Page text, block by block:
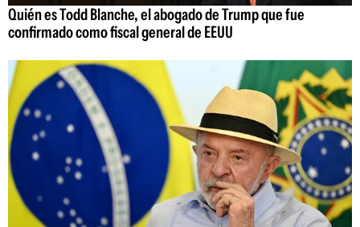
Quién es Todd Blanche, el abogado de Trump que fue
confirmado como fiscal general de EEUU